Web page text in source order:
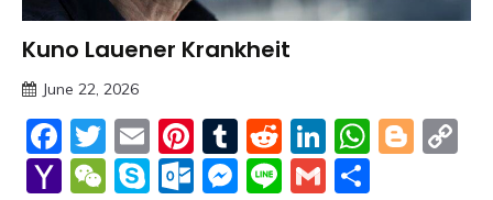
Trends
Kuno Lauener Krankheit
June 22, 2026
Meme
Facebook
Twitter
EmailPinterest
Tumblr
Reddit
LinkedIn
Yahoo
WeChat
SkypeOutlook.com
Messenger
LineGmail